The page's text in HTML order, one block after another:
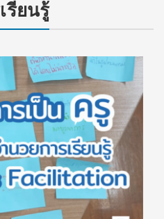
รียนรู้